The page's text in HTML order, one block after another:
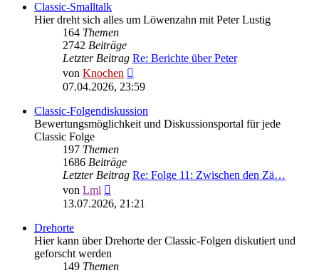
Classic-Smalltalk
Hier dreht sich alles um Löwenzahn mit Peter Lustig
164 Themen
2742 Beiträge
Letzter Beitrag Re: Berichte über Peter
von Knochen
Beitrag
07.04.2026, 23:59
Classic-Folgendiskussion
Bewertungsmöglichkeit und Diskussionsportal für jede
Classic Folge
197 Themen
1686 Beiträge
Letzter Beitrag Re: Folge 11: Zwischen den Zä…
von Lml
Beitrag
13.07.2026, 21:21
Drehorte
Hier kann über Drehorte der Classic-Folgen diskutiert und
geforscht werden
149 Themen